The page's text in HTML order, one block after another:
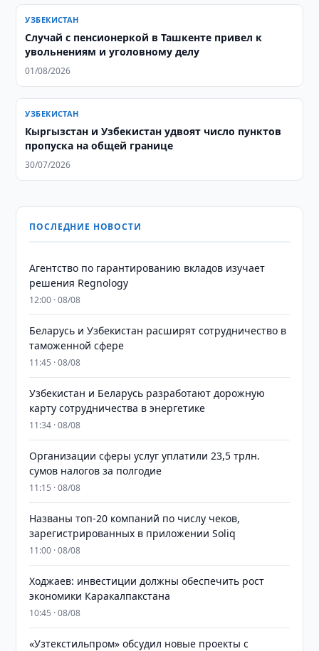
УЗБЕКИСТАН
Случай с пенсионеркой в Ташкенте привел к
увольнениям и уголовному делу
01/08/2026
УЗБЕКИСТАН
Кыргызстан и Узбекистан удвоят число пунктов
пропуска на общей границе
30/07/2026
ПОСЛЕДНИЕ НОВОСТИ
Агентство по гарантированию вкладов изучает
решения Regnology
12:00 · 08/08
Беларусь и Узбекистан расширят сотрудничество в
таможенной сфере
11:45 · 08/08
Узбекистан и Беларусь разработают дорожную
карту сотрудничества в энергетике
11:34 · 08/08
Организации сферы услуг уплатили 23,5 трлн.
сумов налогов за полгодие
11:15 · 08/08
Названы топ-20 компаний по числу чеков,
зарегистрированных в приложении Soliq
11:00 · 08/08
Ходжаев: инвестиции должны обеспечить рост
экономики Каракалпакстана
10:45 · 08/08
«Узтекстильпром» обсудил новые проекты с